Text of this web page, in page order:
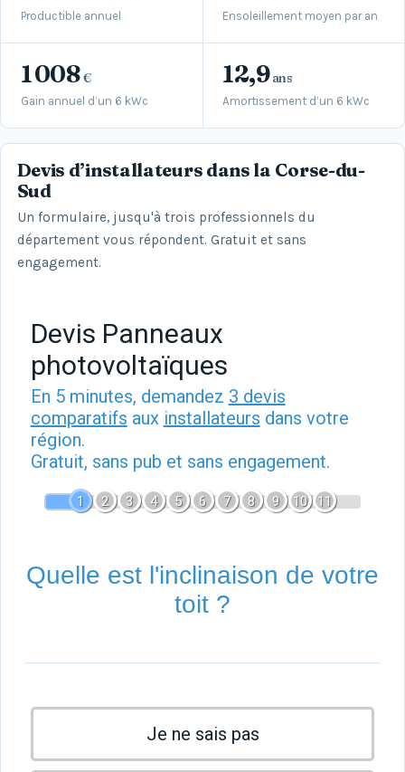
Productible annuel Ensoleillement moyen par an
Gain annuel d’un 6 kWc
1 008€
Amortissement d’un 6 kWc
12,9ans
Devis d’installateurs dans la Corse-du-
Sud
Un formulaire, jusqu'à trois professionnels du
département vous répondent. Gratuit et sans
engagement.
Devis Panneaux
photovoltaïques
En 5 minutes, demandez 3 devis
comparatifs aux installateurs dans votre
région.
Gratuit, sans pub et sans engagement.
1 2 3 4 5 6 7 8 9 10 11
Quelle est l'inclinaison de votre
toit ?
Je ne sais pas